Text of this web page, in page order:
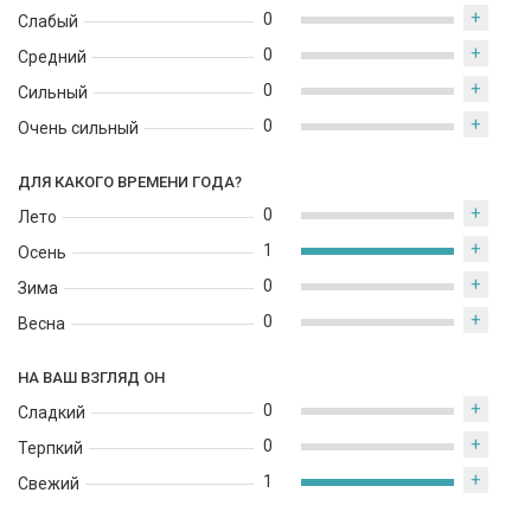
Слабый
Средний
Сильный
Очень сильный
0 +
0 +
0 +
0 +
ДЛЯ КАКОГО ВРЕМЕНИ ГОДА?
Лето
Осень
Зима
Весна
0 +
1 +
0 +
0 +
НА ВАШ ВЗГЛЯД ОН
Сладкий
Терпкий
Свежий
0 +
0 +
1 +